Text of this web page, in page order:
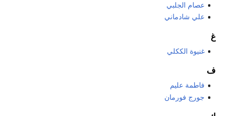
عصام الجلبي
علي شادماني
غ
غنيوة الككلي
ف
فاطمة عليم
جورج فورمان